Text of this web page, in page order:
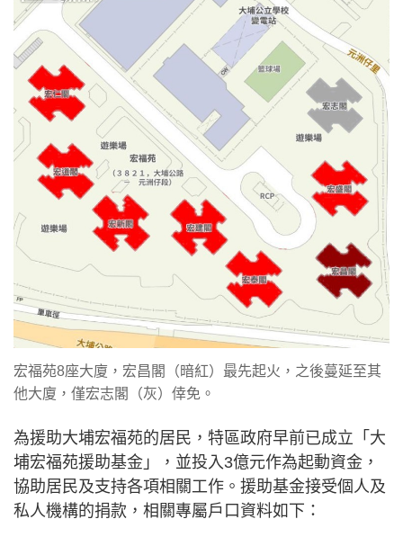
宏福苑8座大廈，宏昌閣（暗紅）最先起火，之後蔓延至其
他大廈，僅宏志閣（灰）倖免。
為援助大埔宏福苑的居民，特區政府早前已成立「大
埔宏福苑援助基金」，並投入3億元作為起動資金，
協助居民及支持各項相關工作。援助基金接受個人及
私人機構的捐款，相關專屬戶口資料如下：